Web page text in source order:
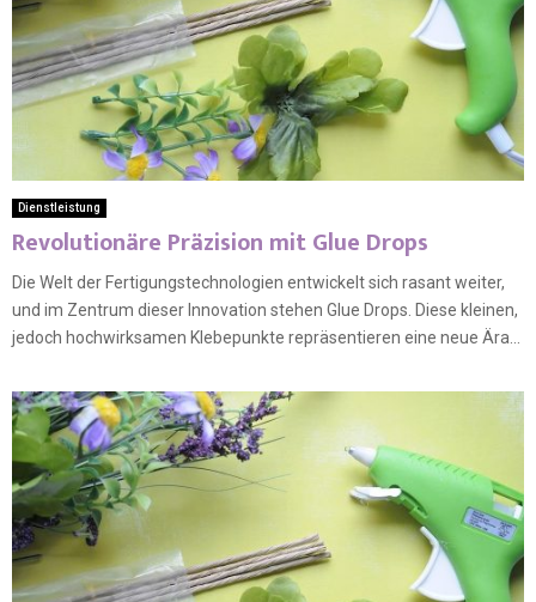
Dienstleistung
Revolutionäre Präzision mit Glue Drops
Die Welt der Fertigungstechnologien entwickelt sich rasant weiter,
und im Zentrum dieser Innovation stehen Glue Drops. Diese kleinen,
jedoch hochwirksamen Klebepunkte repräsentieren eine neue Ära...